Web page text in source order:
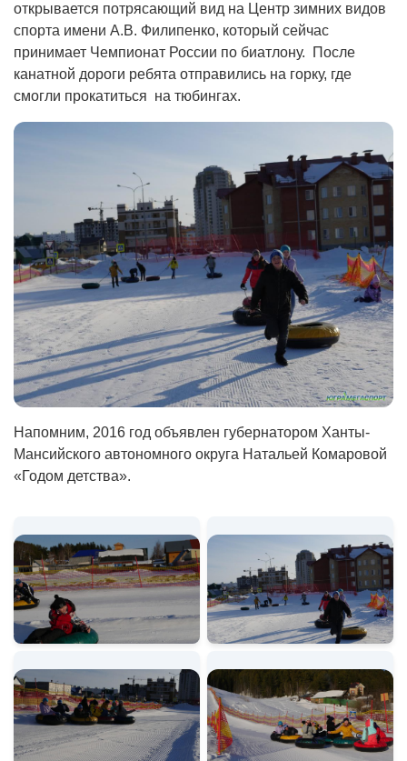
открывается потрясающий вид на Центр зимних видов
спорта имени А.В. Филипенко, который сейчас
принимает Чемпионат России по биатлону. После
канатной дороги ребята отправились на горку, где
смогли прокатиться на тюбингах.
Напомним, 2016 год объявлен губернатором Ханты-
Мансийского автономного округа Натальей Комаровой
«Годом детства».